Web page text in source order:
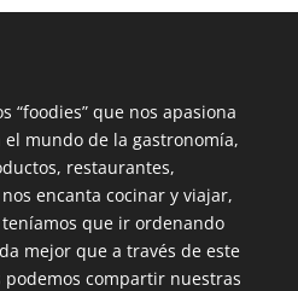
“foodies” que nos apasiona
mundo de la gastronomía,
restaurantes,
encanta cocinar y viajar,
que ir ordenando
mejor que a través de este
podemos compartir nuestras